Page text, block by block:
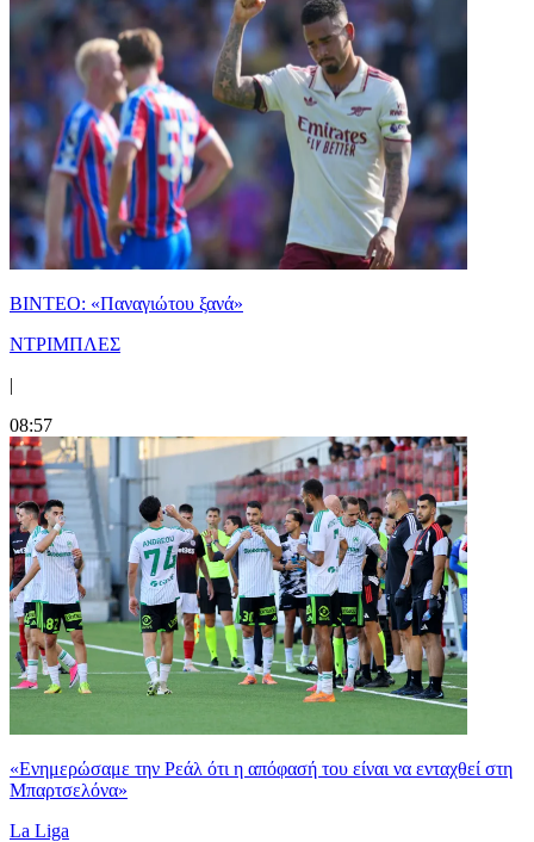
ΒΙΝΤΕΟ: «Παναγιώτου ξανά»
ΝΤΡΙΜΠΛΕΣ
|
08:57
«Ενημερώσαμε την Ρεάλ ότι η απόφασή του είναι να ενταχθεί στη
Μπαρτσελόνα»
La Liga